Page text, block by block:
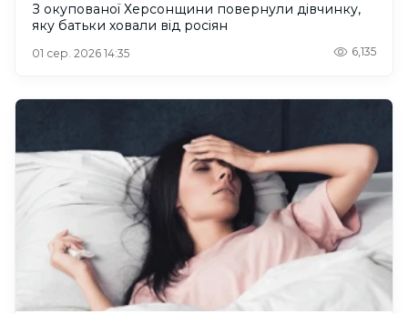
З окупованої Херсонщини повернули дівчинку,
яку батьки ховали від росіян
01 сер. 2026 14:35 6,135